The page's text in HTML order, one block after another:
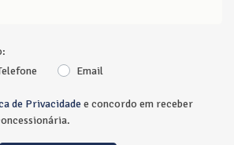
Email
de Privacidade e concordo em receber